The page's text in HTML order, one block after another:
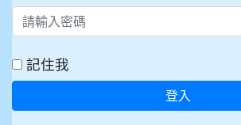
記住我
登入